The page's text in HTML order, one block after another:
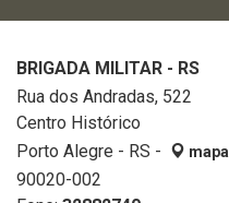
BRIGADA MILITAR - RS
Rua dos Andradas, 522
Centro Histórico
Porto Alegre - RS -
mapa
90020-002